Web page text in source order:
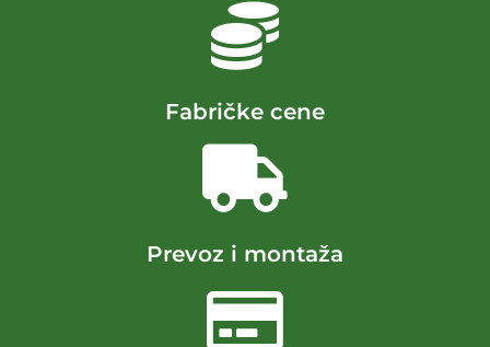
Fabričke cene
Prevoz i montaža